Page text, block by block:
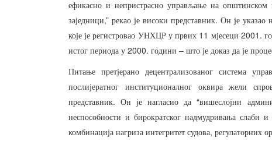
ефикасно и непристрасно управљање на општинском
заједници,” рекао је високи представник. Он је указао
које је регистровао УНХЦР у првих 11 мјесеци 2001.
истог периода у 2000. години – што је доказ да је
Питање претјерано децентрализованог система
послијератног
институционалног оквира жели
представник.Он је нагласио да “вишеслојни
неспособности и бирократског надмудривања слаби и
комбинација нагриза интегритет судова, регулаторних